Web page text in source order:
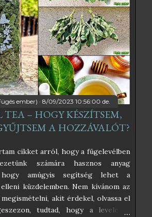
nincs szükség tartósítószerekre
receptem teljesen egyszerű. Ha
helyettesítjük valamilyen
még inkább egészséges lesz a
A fügelevélből főzött szörpnek
íze van, ami vagy ízleni fog,
nagyon ízlik, kimondottan frissítő
ember) 8/09/2023 10:56:00 de.
TEA – HOGY KÉSZÍTSEM,
A HOZZÁVALÓT?
cikket arról, hogy a fügelevélben
számára hasznos anyag
amúgyis segítség lehet a
küzdelemben. Nem kívánom az
akit érdekel, olvassa el
tudtad, hogy a levele is